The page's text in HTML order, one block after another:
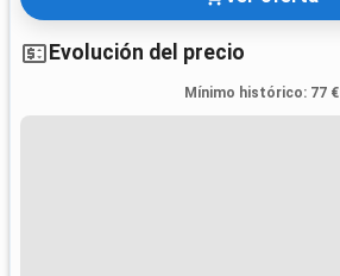
Evolución del precio
Mínimo histórico: 77 €